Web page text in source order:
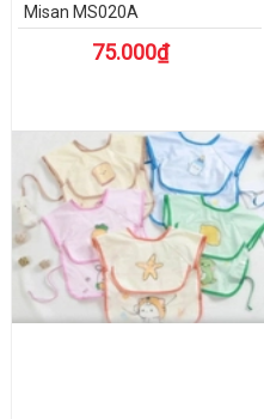
Misan MS020A
75.000₫